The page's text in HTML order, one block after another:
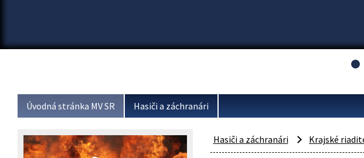
Úvodná stránka MV SR Hasiči a záchranári
Hasiči a záchranári Krajské